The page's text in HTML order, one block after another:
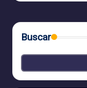
Buscar